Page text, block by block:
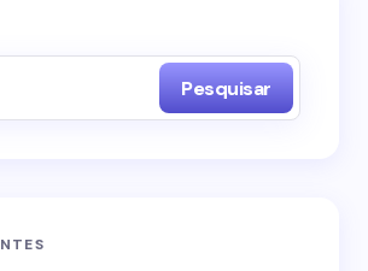
de e-mail não será publicado.
Pesquisar